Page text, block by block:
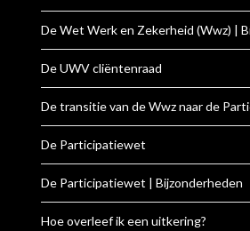
De Wet Werk en Zekerheid (Wwz) |
De UWV cliëntenraad
De transitie van de Wwz naar de
De Participatiewet
De Participatiewet | Bijzonderheden
Hoe overleef ik een uitkering?